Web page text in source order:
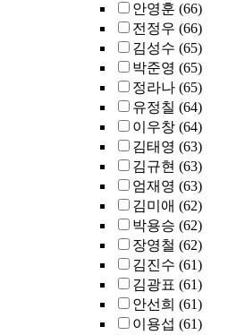
안영훈 (66)
전정우 (66)
김성수 (65)
박준영 (65)
정라나 (65)
유정칠 (64)
이우창 (64)
김태영 (63)
김규현 (63)
엄재영 (63)
김미애 (62)
박용승 (62)
장영철 (62)
김진수 (61)
김광표 (61)
안선희 (61)
이용섭 (61)